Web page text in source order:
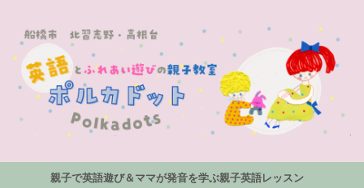
親子で英語遊び＆ママが発音を学ぶ親子英語レッスン